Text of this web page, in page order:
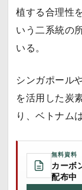
植する合理性
いう二系統の
いる。
シンガポール
を活用した炭
り、ベトナム
無料資料
カーボ
配布中